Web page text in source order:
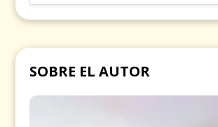
SOBRE EL AUTOR